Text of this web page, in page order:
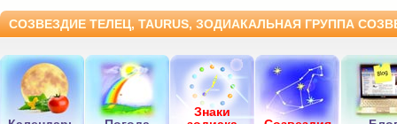
СОЗВЕЗДИЕ ТЕЛЕЦ, TAURUS, ЗОДИАКАЛЬНАЯ ГРУППА
Знаки